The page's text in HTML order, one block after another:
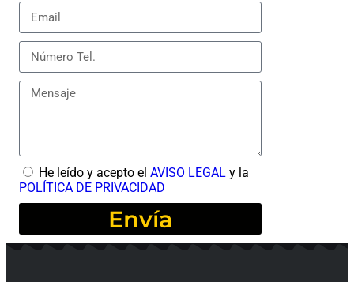
He leído y acepto el AVISO LEGAL y la
POLÍTICA DE PRIVACIDAD
Envía